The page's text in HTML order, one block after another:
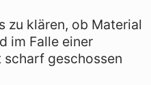
zu klären, ob Material
im Falle einer
geschossen